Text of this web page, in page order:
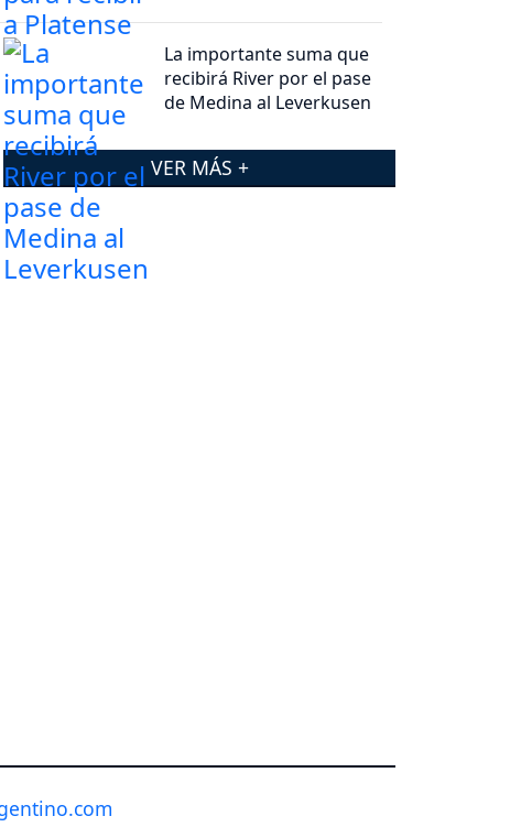
La importante suma que
recibirá River por el pase
de Medina al Leverkusen
VER MÁS +